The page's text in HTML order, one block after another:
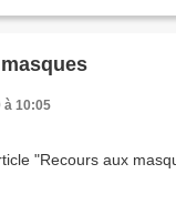
à 10:05